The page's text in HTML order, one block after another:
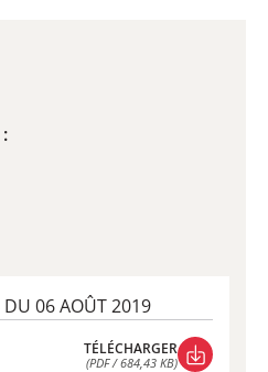
DU 06 AOÛT 2019
TÉLÉCHARGER
(PDF / 684,43 KB)